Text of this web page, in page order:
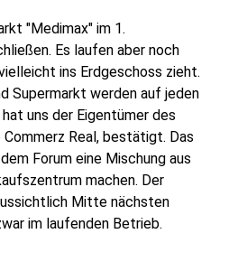
"Medimax" im 1.
Es laufen aber noch
ins Erdgeschoss zieht.
Supermarkt werden auf jeden
uns der Eigentümer des
Real, bestätigt. Das
Forum eine Mischung aus
machen. Der
Mitte nächsten
im laufenden Betrieb.